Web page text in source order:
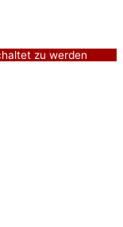
zu werden